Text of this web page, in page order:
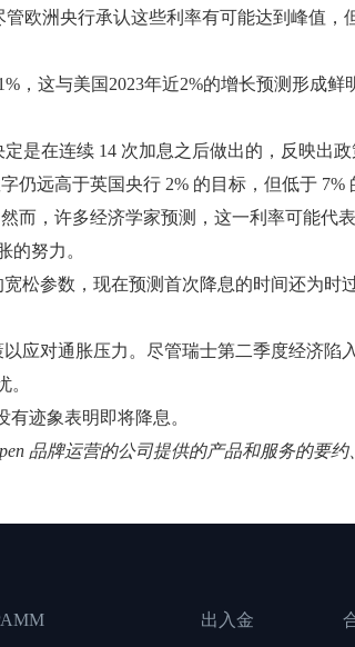
欧洲央行承认这些利率有可能达到峰值
，这与美国2023年近2%的增长预测形成鲜
是在连续 14 次加息之后做出的，反映出政
远高于英国央行 2% 的目标，但低于 7%
而，许多经济学家预测，这一利率可能代
的努力。
松参数，现在预测首次降息的时间还为时过
应对通胀压力。尽管瑞士第二季度经济
迹象表明即将降息。
品牌运营的公司提供的产品和服务的要
出入金